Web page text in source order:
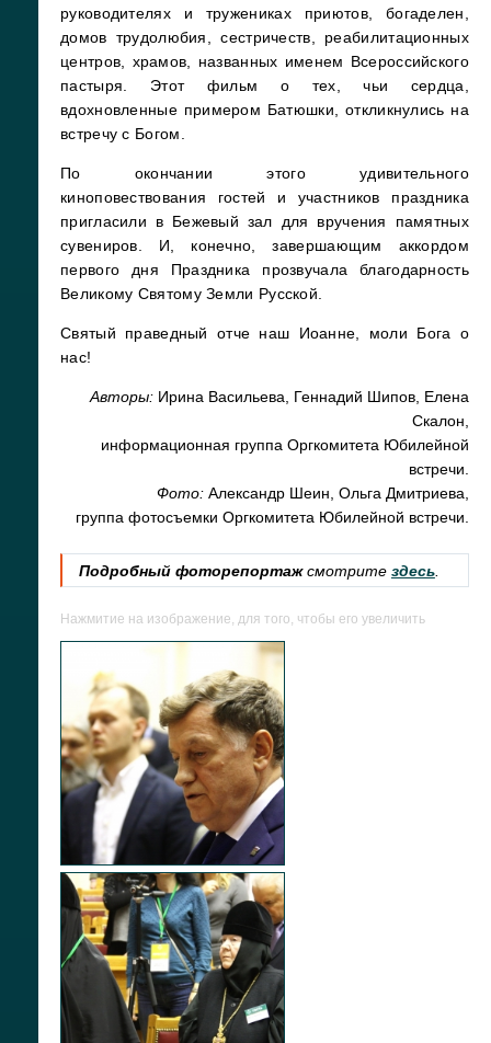
руководителях и тружениках приютов, богаделен,
домов трудолюбия, сестричеств, реабилитационных
центров, храмов, названных именем Всероссийского
пастыря. Этот фильм о тех, чьи сердца,
вдохновленные примером Батюшки, откликнулись на
встречу с Богом.
По окончании этого удивительного
киноповествования гостей и участников праздника
пригласили в Бежевый зал для вручения памятных
сувениров. И, конечно, завершающим аккордом
первого дня Праздника прозвучала благодарность
Великому Святому Земли Русской.
Святый праведный отче наш Иоанне, моли Бога о
нас!
Авторы: Ирина Васильева, Геннадий Шипов, Елена
Скалон,
информационная группа Оргкомитета Юбилейной
встречи.
Фото: Александр Шеин, Ольга Дмитриева,
группа фотосъемки Оргкомитета Юбилейной встречи.
Подробный фоторепортажсмотрите здесь.